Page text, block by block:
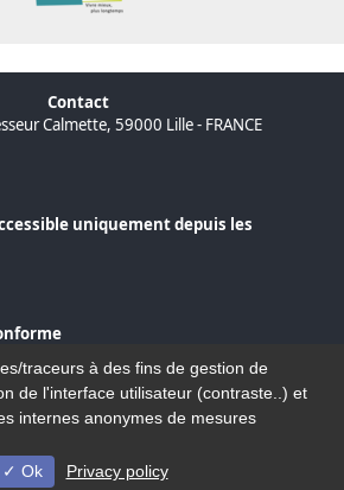
Contact
Calmette, 59000 Lille - FRANCE
uniquement depuis les
fenêtre)
( nouvelle fenêtre)
© Université de Lille - 2022
traceurs à des fins de gestion de
de l'interface utilisateur (contraste..) et
internes anonymes de mesures
Ok
Privacy policy